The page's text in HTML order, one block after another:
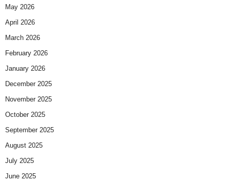
May 2026
April 2026
March 2026
February 2026
January 2026
December 2025
November 2025
October 2025
September 2025
August 2025
July 2025
June 2025